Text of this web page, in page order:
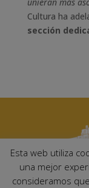
Cultura ha
sección
Esta web utiliza
una mejor
consideramos